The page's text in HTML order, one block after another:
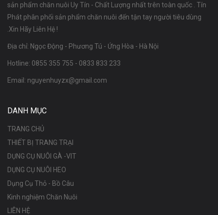
sản phẩm chăn nuôi Uy Tín - Chất Lượng nhất trên toàn quốc . Tín
Phát phân phối sản phẩm chăn nuôi đến tận tay người tiêu dùng
.Xin Hãy Liên Hệ !
Địa chỉ: Ngọc Động - Phương Tú - Ứng Hòa - Hà Nội
Hotline: 0855 355 755 - 0833 833 233
Email: nguyenhuyzx@gmail.com
DANH MỤC
TRANG CHỦ
THIẾT BỊ TRANG TRẠI
DỤNG CỤ NUÔI GÀ -VIT
DỤNG CỤ NUÔI HEO
Dụng Cụ Thỏ - Bồ Câu
Kinh nghiệm Chăn Nuôi
LIÊN HỆ